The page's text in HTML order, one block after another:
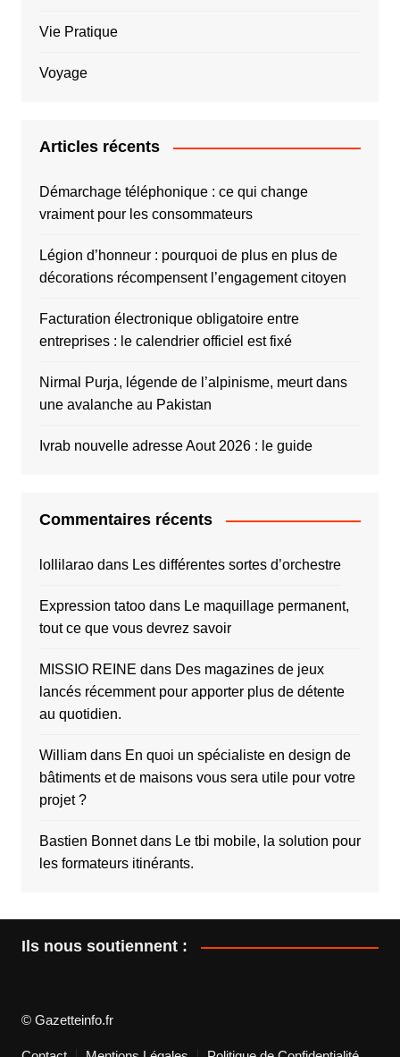
Vie Pratique
Voyage
Articles récents
Démarchage téléphonique : ce qui change
vraiment pour les consommateurs
Légion d’honneur : pourquoi de plus en plus de
décorations récompensent l’engagement citoyen
Facturation électronique obligatoire entre
entreprises : le calendrier officiel est fixé
Nirmal Purja, légende de l’alpinisme, meurt dans
une avalanche au Pakistan
Ivrab nouvelle adresse Aout 2026 : le guide
Commentaires récents
lollilaraodans Les différentes sortes d’orchestre
Expression tatoodans Le maquillage permanent,
tout ce que vous devrez savoir
MISSIO REINE dans Des magazines de jeux
lancés récemment pour apporter plus de détente
au quotidien.
Williamdans En quoi un spécialiste en design de
bâtiments et de maisons vous sera utile pour votre
projet ?
Bastien Bonnetdans Le tbi mobile, la solution pour
les formateurs itinérants.
Ils nous soutiennent :
© Gazetteinfo.fr